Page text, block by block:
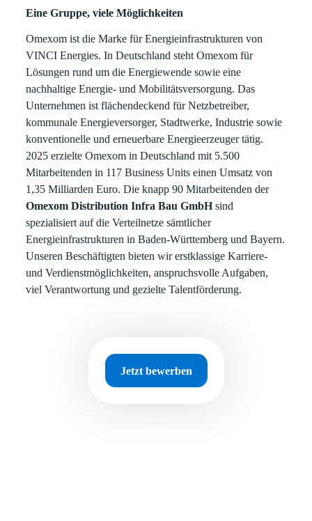
Eine Gruppe, viele Möglichkeiten
Omexom ist die Marke für Energieinfrastrukturen von
VINCI Energies. In Deutschland steht Omexom für
Lösungen rund um die Energiewende sowie eine
nachhaltige Energie- und Mobilitätsversorgung. Das
Unternehmen ist flächendeckend für Netzbetreiber,
kommunale Energieversorger, Stadtwerke, Industrie sowie
konventionelle und erneuerbare Energieerzeuger tätig.
2025 erzielte Omexom in Deutschland mit 5.500
Mitarbeitenden in 117 Business Units einen Umsatz von
1,35 Milliarden Euro. Die knapp 90 Mitarbeitenden der
Omexom Distribution Infra Bau GmbHsind
spezialisiert auf die Verteilnetze sämtlicher
Energieinfrastrukturen in Baden-Württemberg und Bayern.
Unseren Beschäftigten bieten wir erstklassige Karriere-
und Verdienstmöglichkeiten, anspruchsvolle Aufgaben,
viel Verantwortung und gezielte Talentförderung.
Jetzt bewerben